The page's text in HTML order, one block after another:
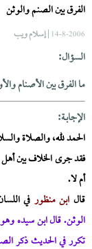
الفرق بين الصنم والوثن
14-8-2006 | إسلام ويب
السؤال:
ما الفرق بين الأصنام
الإجابــة:
الحمد لله، والصلاة
فقد جرى الخلاف بين أهل
أم لا.
قال ابن منظورفي
الوثن. قال ابن سيده
تكرر في الحديث ذكر